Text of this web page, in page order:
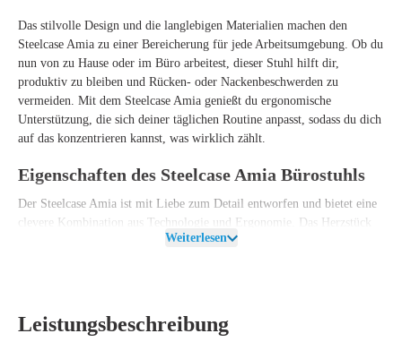
Das stilvolle Design und die langlebigen Materialien machen den
Steelcase Amia zu einer Bereicherung für jede Arbeitsumgebung. Ob du
nun von zu Hause oder im Büro arbeitest, dieser Stuhl hilft dir,
produktiv zu bleiben und Rücken- oder Nackenbeschwerden zu
vermeiden. Mit dem Steelcase Amia genießt du ergonomische
Unterstützung, die sich deiner täglichen Routine anpasst, sodass du dich
auf das konzentrieren kannst, was wirklich zählt.
Eigenschaften des Steelcase Amia Bürostuhls
Der Steelcase Amia ist mit Liebe zum Detail entworfen und bietet eine
clevere Kombination aus Technologie und Ergonomie. Das Herzstück
des Stuhls bildet die LiveLumbar-Technologie, die sich dynamisch an
unerwünschte Druckpunkte zu machen.
Weiterlesen
Leistungsbeschreibung